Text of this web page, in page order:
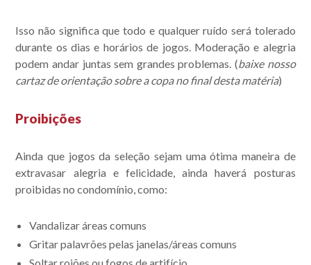
Isso não significa que todo e qualquer ruído será tolerado
durante os dias e horários de jogos. Moderação e alegria
podem andar juntas sem grandes problemas. (baixe nosso
cartaz de orientação sobre a copa no final desta matéria)
Proibições
Ainda que jogos da seleção sejam uma ótima maneira de
extravasar alegria e felicidade, ainda haverá posturas
proibidas no condomínio, como:
Vandalizar áreas comuns
Gritar palavrões pelas janelas/áreas comuns